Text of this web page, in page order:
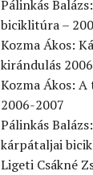
Pálinkás
biciklitúra –
Kozma Ákos:
kirándulás 2006
Kozma Ákos:
2006-2007
Pálinkás
kárpátaljai
Ligeti Csákné